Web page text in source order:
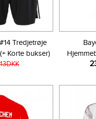
Tredjetrøje
Korte bukser)